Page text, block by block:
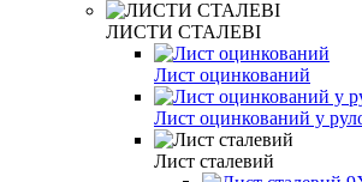
ЛИСТИ СТАЛЕВІ
Лист оцинкований
Лист оцинкований у
Лист сталевий